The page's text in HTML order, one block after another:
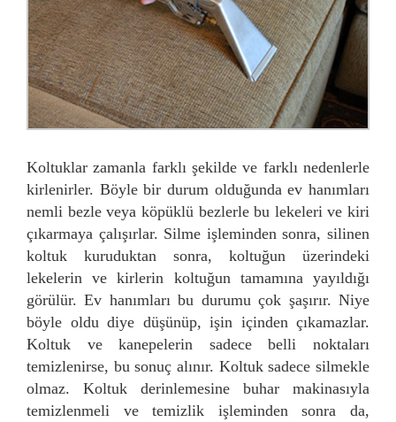
Koltuklar zamanla farklı şekilde ve farklı nedenlerle
kirlenirler. Böyle bir durum olduğunda ev hanımları
nemli bezle veya köpüklü bezlerle bu lekeleri ve kiri
çıkarmaya çalışırlar. Silme işleminden sonra, silinen
koltuk kuruduktan sonra, koltuğun üzerindeki
lekelerin ve kirlerin koltuğun tamamına yayıldığı
görülür. Ev hanımları bu durumu çok şaşırır. Niye
böyle oldu diye düşünüp, işin içinden çıkamazlar.
Koltuk ve kanepelerin sadece belli noktaları
temizlenirse, bu sonuç alınır. Koltuk sadece silmekle
olmaz. Koltuk derinlemesine buhar makinasıyla
temizlenmeli ve temizlik işleminden sonra da,